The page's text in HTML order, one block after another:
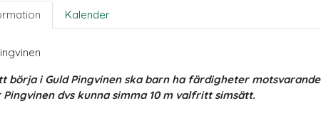
Kalender
börja i Guld Pingvinen ska barn ha färdigheter motsvarande
Pingvinen dvs kunna simma 10 m valfritt simsätt.